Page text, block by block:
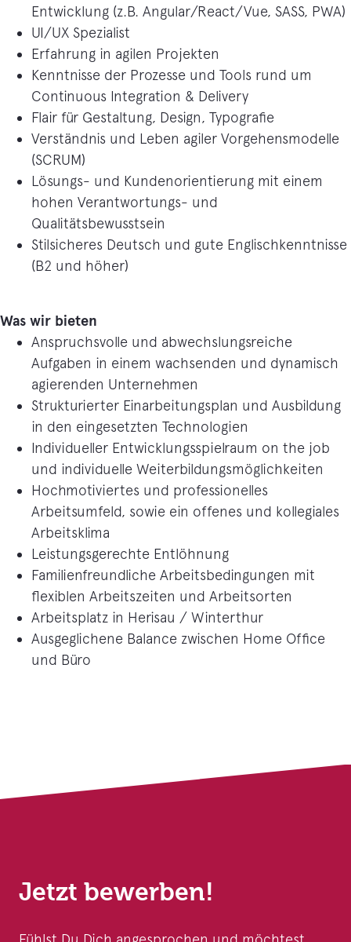
Entwicklung (z.B. Angular/React/Vue, SASS, PWA)
UI/UX Spezialist
Erfahrung in agilen Projekten
Kenntnisse der Prozesse und Tools rund um
Continuous Integration & Delivery
Flair für Gestaltung, Design, Typografie
Verständnis und Leben agiler Vorgehensmodelle
(SCRUM)
Lösungs- und Kundenorientierung mit einem
hohen Verantwortungs- und
Qualitätsbewusstsein
Stilsicheres Deutsch und gute Englischkenntnisse
(B2 und höher)
Was wir bieten
Anspruchsvolle und abwechslungsreiche
Aufgaben in einem wachsenden und dynamisch
agierenden Unternehmen
Strukturierter Einarbeitungsplan und Ausbildung
in den eingesetzten Technologien
Individueller Entwicklungsspielraum on the job
und individuelle Weiterbildungsmöglichkeiten
Hochmotiviertes und professionelles
Arbeitsumfeld, sowie ein offenes und kollegiales
Arbeitsklima
Leistungsgerechte Entlöhnung
Familienfreundliche Arbeitsbedingungen mit
flexiblen Arbeitszeiten und Arbeitsorten
Arbeitsplatz in Herisau / Winterthur
Ausgeglichene Balance zwischen Home Office
und Büro
Jetzt bewerben!